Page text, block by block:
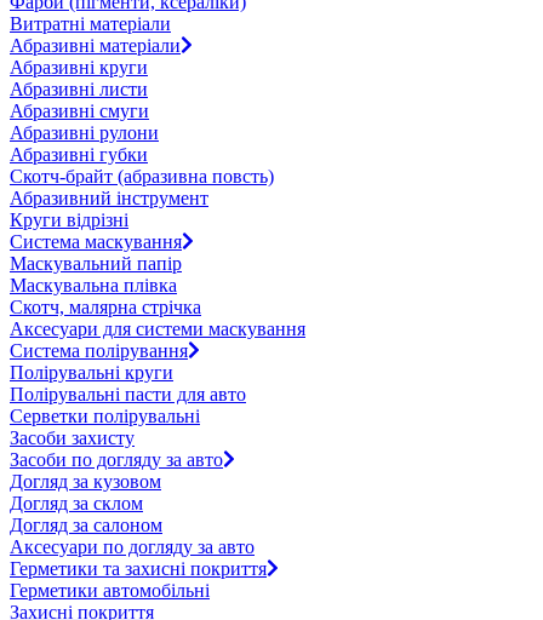
Витратні матеріали
Абразивні матеріали
Абразивні круги
Абразивні листи
Абразивні смуги
Абразивні рулони
Абразивні губки
Скотч-брайт (абразивна повсть)
Абразивний інструмент
Круги відрізні
Система маскування
Маскувальний папір
Маскувальна плівка
Скотч, малярна стрічка
Аксесуари для системи маскування
Система полірування
Полірувальні круги
Полірувальні пасти для авто
Серветки полірувальні
Засоби захисту
Засоби по догляду за авто
Догляд за кузовом
Догляд за склом
Догляд за салоном
Аксесуари по догляду за авто
Герметики та захисні покриття
Герметики автомобільні
Захисні покриття